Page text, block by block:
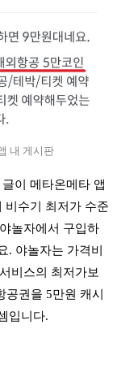
내 게시판
이 메타온메타 앱
비수기 최저가 수준
놀자에서 구입하
. 야놀자는 가격비
비스의 최저가보
권을 5만원 캐시
입니다.